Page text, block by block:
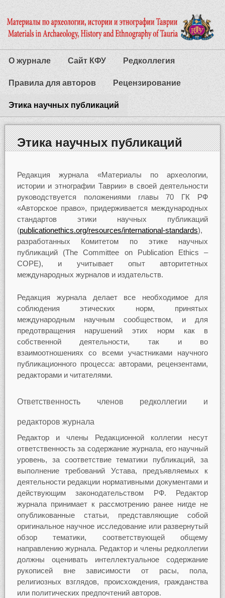
О журнале Сайт КФУ Редколлегия
Правила для авторов Рецензирование
Этика научных публикаций
Этика научных публикаций
Редакция журнала «Материалы по археологии,
истории и этнографии Таврии» в своей деятельности
руководствуется положениями главы 70 ГК РФ
«Авторское право», придерживается международных
стандартов этики научных публикаций
(publicationethics.org/resources/international-standards),
разработанных Комитетом по этике научных
публикаций (The Committee on Publication Ethics –
COPE), и учитывает опыт авторитетных
международных журналов и издательств.
Редакция журнала делает все необходимое для
соблюдения этических норм, принятых
международным научным сообществом, и для
предотвращения нарушений этих норм как в
собственной деятельности, так и во
взаимоотношениях со всеми участниками научного
публикационного процесса: авторами, рецензентами,
редакторами и читателями.
Ответственность членов редколлегии и
редакторов журнала
Редактор и члены Редакционной коллегии несут
ответственность за содержание журнала, его научный
уровень, за соответствие тематики публикаций, за
выполнение требований Устава, предъявляемых к
деятельности редакции нормативными документами и
действующим законодательством РФ. Редактор
журнала принимает к рассмотрению ранее нигде не
опубликованные статьи, представляющие собой
оригинальное научное исследование или развернутый
обзор тематики, соответствующей общему
направлению журнала. Редактор и члены редколлегии
должны оценивать интеллектуальное содержание
рукописей вне зависимости от расы, пола,
религиозных взглядов, происхождения, гражданства
или политических предпочтений авторов.